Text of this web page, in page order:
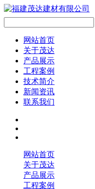
网站首页
关于茂达
产品展示
工程案例
技术简介
新闻资讯
联系我们
网站首页
关于茂达
产品展示
工程案例